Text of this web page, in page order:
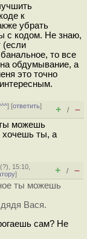
к
убрать
с кодом. Не знаю,
(если
то все
обдумывание, а
это точно
] [ответить]
+ / –
можешь
хочешь ты, а
(?), 15:10,
] + / –
ты можешь
Вася.
сам? Не